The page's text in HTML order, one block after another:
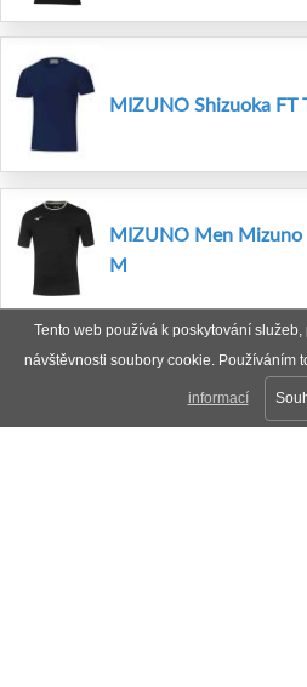
Tento web používá k poskytování
návštěvnosti soubory cookie. Používáním
informací
MIZUNO Shizuoka FT
MIZUNO Men
M